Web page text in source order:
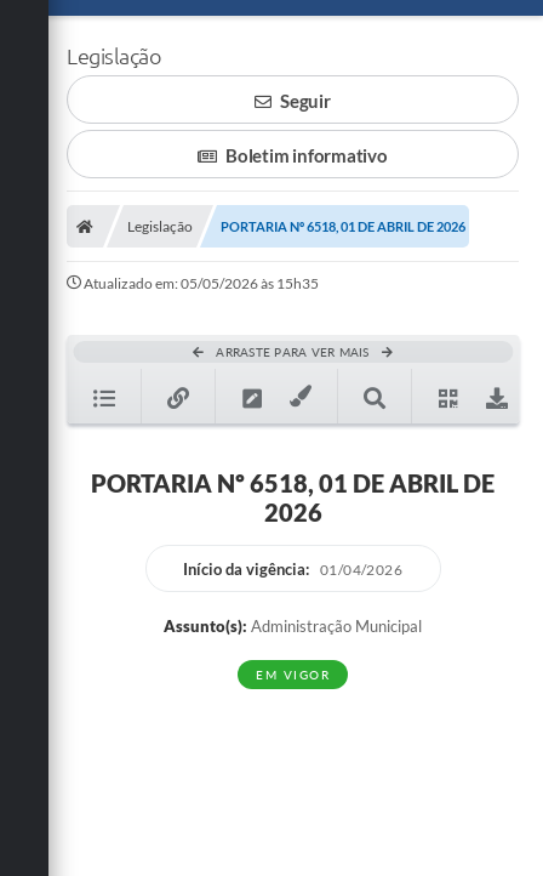
O Município
Departamentos
Turismo
Cultura
Conselhos Municipais
Notícias
Emprega
Legislação
Seguir
Boletim informativo
Legislação PORTARIA Nº 6518, 01 DE ABRIL DE 2026
Atualizado em: 05/05/2026 às 15h35
ARRASTE PARA VER MAIS
PORTARIA Nº 6518, 01 DE ABRIL DE
2026
Início da vigência: 01/04/2026
Assunto(s): Administração Municipal
EM VIGOR